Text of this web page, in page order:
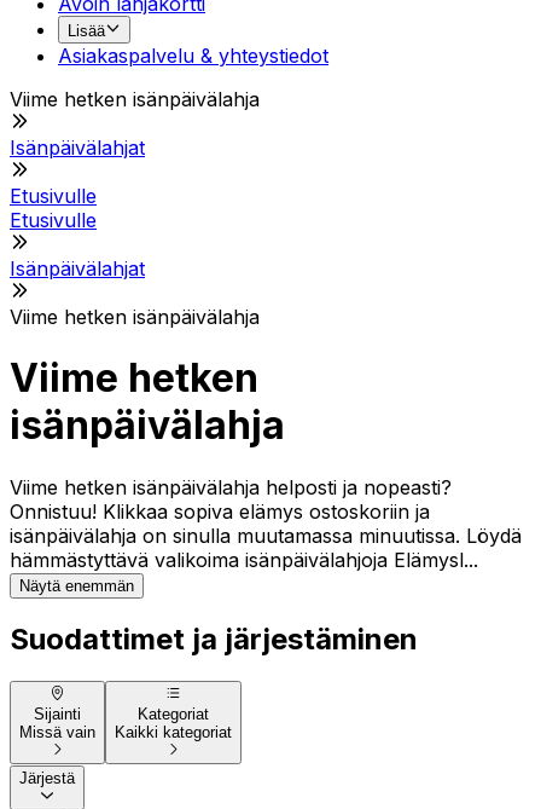
Lisää
Asiakaspalvelu & yhteystiedot
Viime hetken isänpäivälahja
Isänpäivälahjat
Etusivulle
Etusivulle
Isänpäivälahjat
Viime hetken isänpäivälahja
Viime hetken
isänpäivälahja
Viime hetken isänpäivälahja helposti ja nopeasti?
Onnistuu! Klikkaa sopiva elämys ostoskoriin ja
isänpäivälahja on sinulla muutamassa minuutissa. Löydä
hämmästyttävä valikoima isänpäivälahjoja Elämysl...
Näytä enemmän
Suodattimet ja järjestäminen
Sijainti
Missä vain
Kategoriat
Kaikki kategoriat
Järjestä